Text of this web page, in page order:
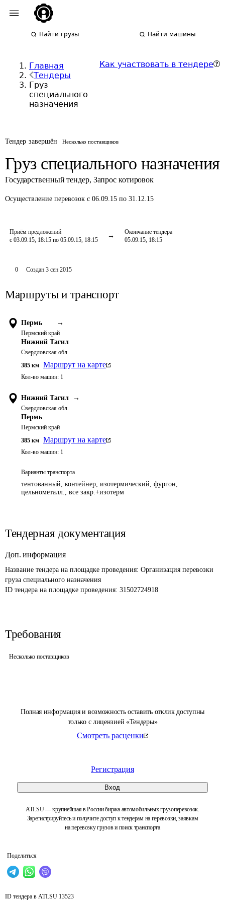
Найти грузы Найти машины
Главная
Тендеры
Груз
специального
назначения
Как участвовать в тендере
Тендер завершён Несколько поставщиков
Груз специального назначения
Государственный тендер, Запрос котировок
Осуществление перевозок с 06.09.15 по 31.12.15
Приём предложений
с 03.09.15, 18:15 по 05.09.15, 18:15
Окончание тендера
05.09.15, 18:15
Полная информация и возможность оставить отклик доступны
только с лицензией «Тендеры»
Смотреть расценки
Регистрация
Вход
ATI.SU — крупнейшая в России биржа автомобильных грузоперевозок.
Зарегистрируйтесь и получите доступ к тендерам на перевозки, заявкам
на перевозку грузов и поиск транспорта
Поделиться
0 Создан 3 сен 2015
Маршруты и транспорт
Пермь →
Пермский край
Нижний Тагил
Свердловская обл.
385 км Маршрут на карте
Кол-во машин: 1
Нижний Тагил →
Свердловская обл.
Пермь
Пермский край
385 км Маршрут на карте
Кол-во машин: 1
Варианты транспорта
тентованный, контейнер, изотермический, фургон,
цельнометалл., все закр.+изотерм
Тендерная документация
Доп. информация
Название тендера на площадке проведения: Организация перевозки
груза специального назначения
ID тендера на площадке проведения: 31502724918
Требования
Несколько поставщиков
ID тендера в ATI.SU 13523